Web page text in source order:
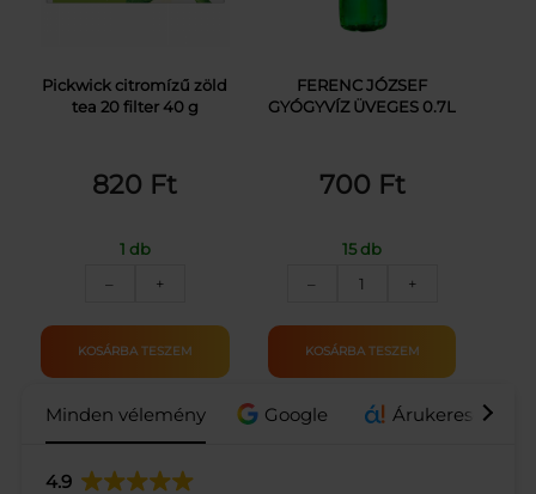
Pickwick citromízű zöld
tea 20 filter 40 g
820 Ft
1 db
–
TEA
CITROMMAL
mennyiség
+
KOSÁRBA TESZEM
FERENC JÓZSEF
GYÓGYVÍZ ÜVEGES 0.7L
700 Ft
15 db
–
FERENC
GYÓGYVÍZ
ÜVEGES
+
KOSÁRBA TESZEM
Minden vélemény Google Árukereső.hu /
4.9